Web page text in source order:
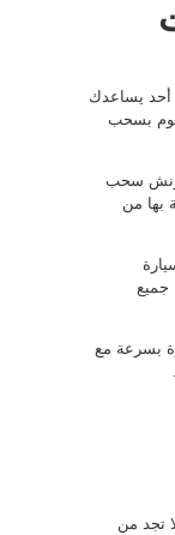
أحد يساعدك
بسحب
ونش سحب
بها من
جميع
بسرعة مع
تجد من